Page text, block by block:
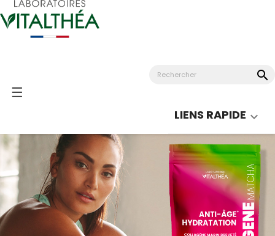
Basculer
☰
search
LIENS RAPIDE 